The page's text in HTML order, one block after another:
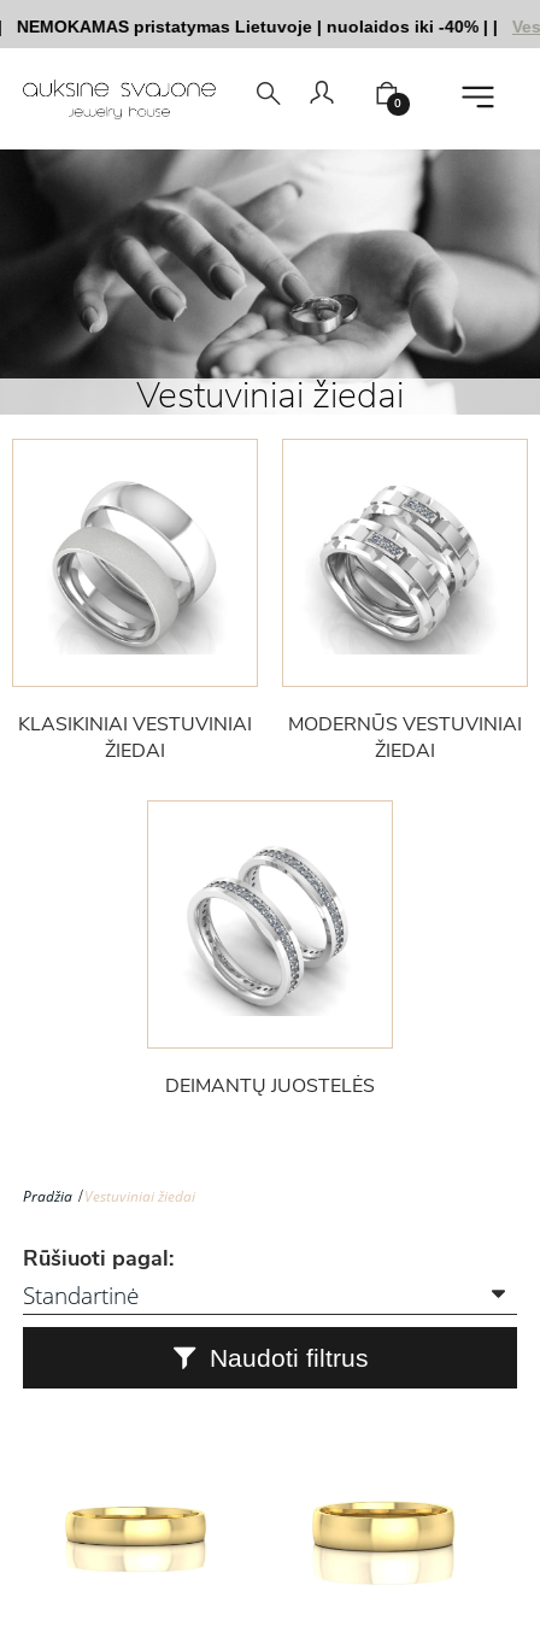
pristatymas Lietuvoje|nuolaidos iki -40%||
0
Vestuviniai žiedai
KLASIKINIAI VESTUVINIAI
ŽIEDAI
MODERNŪS VESTUVINIAI
ŽIEDAI
DEIMANTŲ JUOSTELĖS
Pradžia Vestuviniai žiedai
Rūšiuoti pagal:
Naudoti filtrus